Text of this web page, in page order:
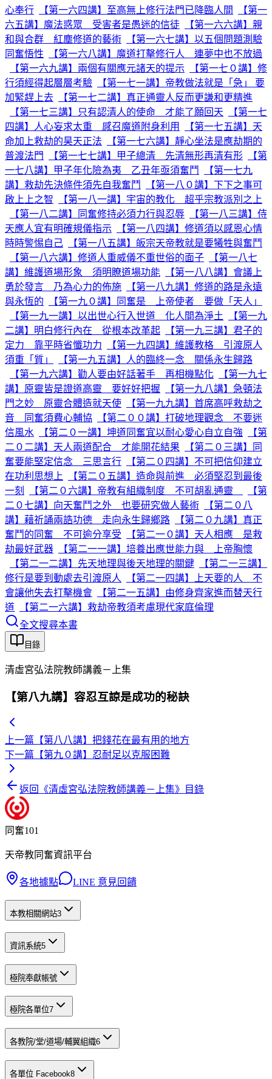
心奉行
【第一六四講】至高無上修行法門已降臨人間
【第一
六五講】魔法惑眾 受害者是愚迷的信徒
【第一六六講】親
和與合群 紅塵修道的藝術
【第一六七講】以五個問題測驗
同奮悟性
【第一六八講】魔道打擊修行人 連夢中也不放過
【第一六九講】兩個有關應元諸天的提示
【第一七０講】修
行須經得起層層考驗
【第一七一講】帝教做法就是「急」 要
加緊趕上去
【第一七二講】真正通靈人反而更謙和更精進
【第一七三講】只有認清人的使命 才能了願回天
【第一七
四講】人心妄求太重 感召魔道附身利用
【第一七五講】天
命加上救劫的昊天正法
【第一七六講】靜心坐法是應劫期的
普渡法門
【第一七七講】甲子總清 先清無形再清有形
【第
一七八講】甲子年化險為夷 乙丑年亟須奮鬥
【第一七九
講】救劫先決條件須先自我奮鬥
【第一八０講】下下之事可
啟上上之智
【第一八一講】宇宙的教化 超乎宗教派別之上
【第一八二講】同奮修持必須力行與忍辱
【第一八三講】侍
天應人宜有明確規儀指示
【第一八四講】修道須以感恩心情
時時警惕自己
【第一八五講】皈宗天帝教就是要犧牲與奮鬥
【第一八六講】修道人重威儀不重世俗的面子
【第一八七
講】維護道場形象 須明瞭道場功能
【第一八八講】會議上
勇於發言 乃為心力的佈施
【第一八九講】修道的路是永遠
與永恆的
【第一九０講】同奮是 上帝使者 要做「天人」
【第一九一講】以出世心行入世道 化人間為淨土
【第一九
二講】明白修行內在 從根本改革起
【第一九三講】君子的
定力 靠平時省懺功力
【第一九四講】維護教格 引渡原人
須重「質」
【第一九五講】人的臨終一念 關係永生歸路
【第一九六講】勸人要由好話著手 再相機點化
【第一九七
講】原靈皆是證道高靈 要好好把握
【第一九八講】急頓法
門之妙 原靈合體造就天使
【第一九九講】首席高呼救劫之
音 同奮須費心輔協
【第二００講】打破地理觀念 不要迷
信風水
【第二０一講】坤道同奮宜以耐心愛心自立自強
【第
二０二講】天人兩道配合 才能開花結果
【第二０三講】同
奮要能堅定信念 三思言行
【第二０四講】不可把信仰建立
在功利思想上
【第二０五講】造命與前進 必須堅忍到最後
一刻
【第二０六講】帝教有組織制度 不可胡亂通靈
【第
二０七講】向天奮鬥之外 也要研究做人藝術
【第二０八
講】藉祈誦兩誥功德 走向永生歸鄉路
【第二０九講】真正
奮鬥的同奮 不可逾分享受
【第二一０講】天人相應 是救
劫最好武器
【第二一一講】培養出應世能力與 上帝胸懷
【第二一二講】先天地理與後天地理的關鍵
【第二一三講】
修行是要到動處去引渡原人
【第二一四講】上天要的人 不
會讓他失去打擊機會
【第二一五講】由修身齊家進而替天行
道
【第二一六講】救劫帝教須考慮現代家庭倫理
全文搜尋本書
目錄
清虛宮弘法院教師講義－上集
【第八九講】容忍互諒是成功的秘訣
上一篇 【第八八講】把錢花在最有用的地方
下一篇 【第九０講】忍耐足以克服困難
返回《清虛宮弘法院教師講義－上集》目錄
同奮101
天帝教同奮資訊平台
各地據點 LINE 意見回饋
本教相關網站3
資訊系統5
極院奉獻帳號
極院各單位7
各教院/堂/道場/輔翼組織6
各單位 Facebook8